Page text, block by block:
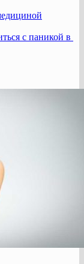
с паникой в